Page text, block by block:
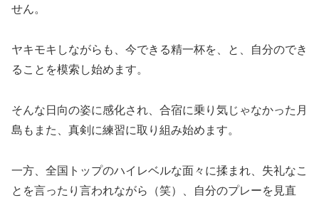
せん。
ヤキモキしながらも、今できる精一杯を、と、自分のでき
ることを模索し始めます。
そんな日向の姿に感化され、合宿に乗り気じゃなかった月
島もまた、真剣に練習に取り組み始めます。
一方、全国トップのハイレベルな面々に揉まれ、失礼なこ
とを言ったり言われながら（笑）、自分のプレーを見直